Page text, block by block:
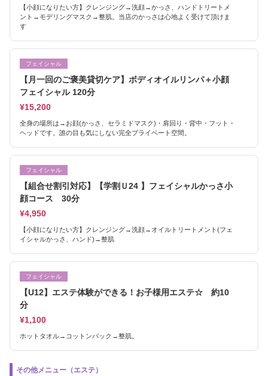
【小顔になりたい方】クレンジング→洗顔→かっさ、ハンドトリートメ
ント→モデリングマスク→整肌。当店のかっさは心地よく受けて頂けま
す
フェイシャル
【月一回のご褒美貸切ケア】ボディオイルリンパ＋小顔
フェイシャル 120分
¥15,200
全身の場所は→お顔(かっさ、セラミドマスク)・肩回り・背中・フット・
ヘッドです。誰の目も気にしない完全プライベート空間。
フェイシャル
【組合せ割引対応】【学割Ｕ24 】フェイシャルかっさ小
顔コース 30分
¥4,950
【小顔になりたい方】クレンジング→洗顔→オイルトリートメント(フェ
イシャルかっさ、ハンド)→整肌
フェイシャル
【U12】エステ体験ができる！お子様用エステ☆ 約10
分
¥1,100
ホットタオル→コットンパック→整肌。
その他メニュー（エステ）